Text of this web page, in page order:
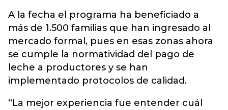
A la fecha el programa ha beneficiado a
más de 1.500 familias que han ingresado al
mercado formal, pues en esas zonas ahora
se cumple la normatividad del pago de
leche a productores y se han
implementado protocolos de calidad.
“La mejor experiencia fue entender cuál